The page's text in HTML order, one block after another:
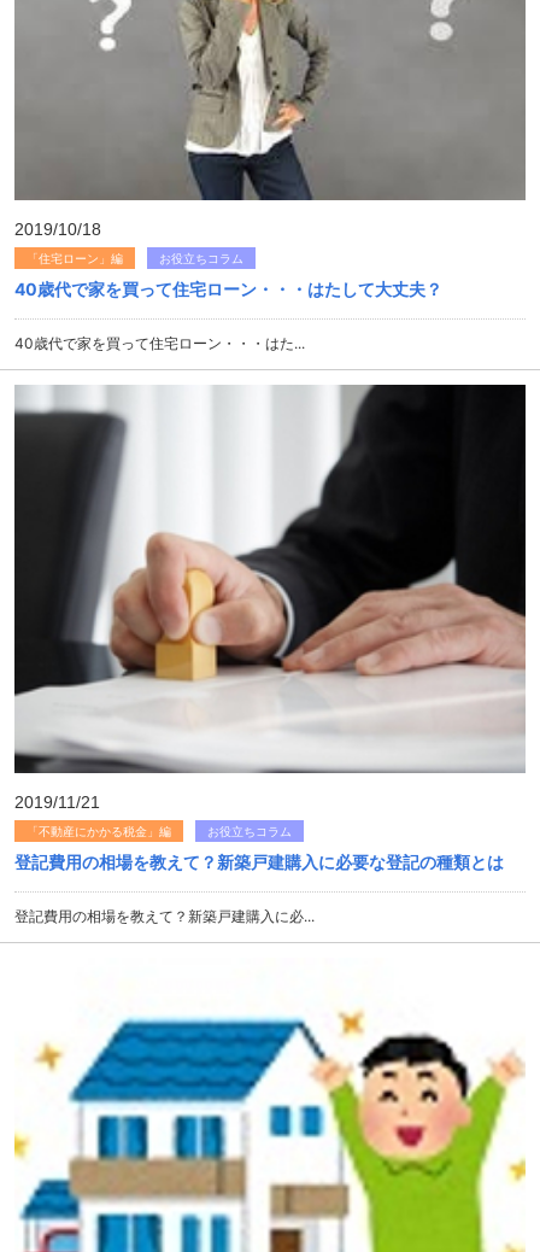
2019/10/18
「住宅ローン」編 お役立ちコラム
40歳代で家を買って住宅ローン・・・はたして大丈夫？
40歳代で家を買って住宅ローン・・・はた...
2019/11/21
「不動産にかかる税金」編 お役立ちコラム
登記費用の相場を教えて？新築戸建購入に必要な登記の種類とは
登記費用の相場を教えて？新築戸建購入に必...